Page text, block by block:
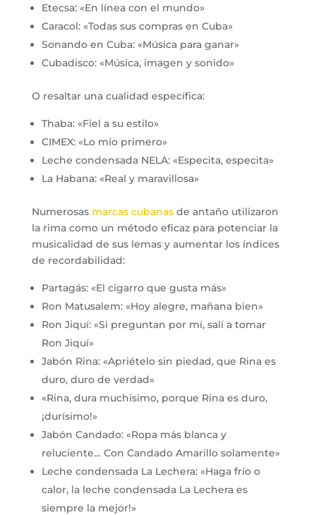
Etecsa: «En línea con el mundo»
Caracol: «Todas sus compras en Cuba»
Sonando en Cuba: «Música para ganar»
Cubadisco: «Música, imagen y sonido»
O resaltar una cualidad específica:
Thaba: «Fiel a su estilo»
CIMEX: «Lo mío primero»
Leche condensada NELA: «Especita, especita»
La Habana: «Real y maravillosa»
Numerosas marcas cubanasde antaño utilizaron
la rima como un método eficaz para potenciar la
musicalidad de sus lemas y aumentar los índices
de recordabilidad:
Partagás: «El cigarro que gusta más»
Ron Matusalem: «Hoy alegre, mañana bien»
Ron Jiquí: «Si preguntan por mí, salí a tomar
Ron Jiquí»
Jabón Rina: «Apriételo sin piedad, que Rina es
duro, duro de verdad»
«Rina, dura muchísimo, porque Rina es duro,
¡durísimo!»
Jabón Candado: «Ropa más blanca y
reluciente… Con Candado Amarillo solamente»
Leche condensada La Lechera: «Haga frío o
calor, la leche condensada La Lechera es
siempre la mejor!»